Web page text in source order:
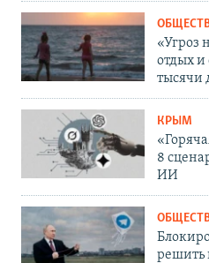
«Угроз
отдых и
тысячи
КРЫМ
8
ИИ
решить